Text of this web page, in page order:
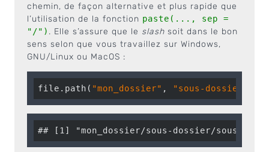
chemin, de façon alternative et plus rapide que
l’utilisation de la fonction paste(..., sep =
"/") . Elle s’assure que le slash soit dans le bon
sens selon que vous travaillez sur Windows,
GNU/Linux ou MacOS :
file.path( "mon_dossier" , "sous-dossier"
## [1] "mon_dossier/sous-dossier/sous-